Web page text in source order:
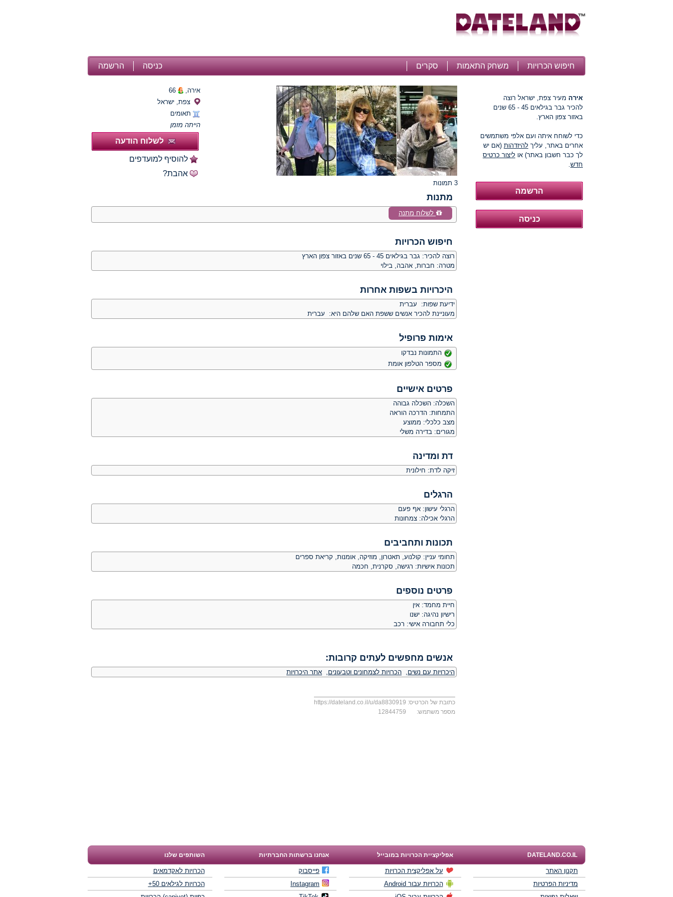
חיפוש הכרויות משחק התאמות סקרים הרשמה כניסה
אירה מעיר צפת, ישראל רוצה
להכיר גבר בגילאים 45 - 65 שנים
באזור צפון הארץ.
כדי לשוחח איתה ועם אלפי משתמשים
אחרים באתר, עליך להיזדהות (אם יש
לך כבר חשבון באתר) או ליצור כרטיס
חדש.
3 תמונות
אירה,
66
צפת, ישראל
תאומים
הייתה מזמן
לשלוח הודעה
להוסיף למועדפים
אהבת?
מתנות
לשלוח מתנה
חיפוש הכרויות
רוצה להכיר: גבר בגילאים 45 - 65 שנים באזור צפון הארץ
מטרה: חברות, אהבה, בילוי
היכרויות בשפות אחרות
ידיעת שפות: עברית
מעוניינת להכיר אנשים ששפת האם שלהם היא: עברית
אימות פרופיל
התמונות נבדקו
מספר הטלפון אומת
פרטים אישיים
השכלה: השכלה גבוהה
התמחות: הדרכה הוראה
מצב כלכלי: ממוצע
מגורים: בדירה משלי
דת ומדינה
זיקה לדת: חילונית
הרגלים
הרגלי עישון: אף פעם
הרגלי אכילה: צמחונות
תכונות ותחביבים
תחומי עניין: קולנוע, תאטרון, מוזיקה, אומנות, קריאת ספרים
תכונות אישיות: רגישה, סקרנית, חכמה
פרטים נוספים
חיית מחמד: אין
רישיון נהיגה: ישנו
כלי תחבורה אישי: רכב
אנשים מחפשים לעתים קרובות:
היכרויות עם נשים, הכרויות לצמחונים וטבעונים, אתר היכרויות
כתובת של הכרטיס: https://dateland.co.il/u/da8830919
מספר משתמש:
12844759
DATELAND.CO.IL אפליקציית הכרויות במובייל אנחנו ברשתות החברתיות השותפים שלנו
תקנון האתר
מדיניות הפרטיות
על אפליקצית הכרויות
הכרויות עבור Android
פייסבוק
Instagram
הכרויות לאקדמאים
הכרויות לגילאים 50+